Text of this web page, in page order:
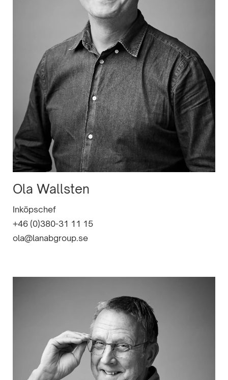
Ola Wallsten
Inköpschef
+46 (0)380-31 11 15
ola@lanabgroup.se